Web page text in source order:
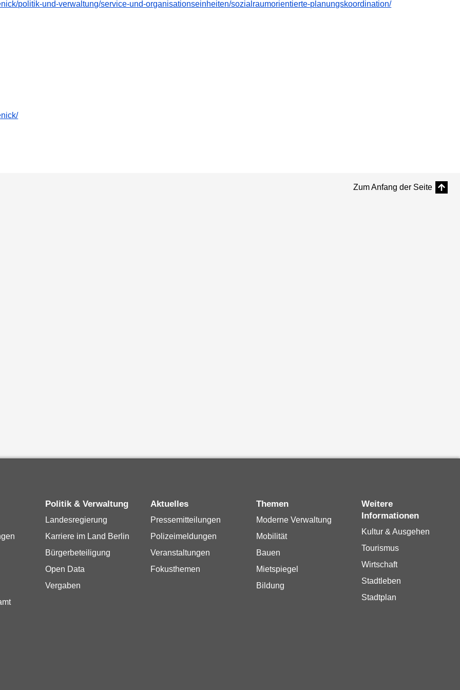
politik-und-verwaltung/service-und-organisationseinheiten/sozialraumorientierte-planungskoordination/
Zum Anfang der Seite
Politik & Verwaltung
Landesregierung
Karriere im Land Berlin
Bürgerbeteiligung
Open Data
Vergaben
Aktuelles
Pressemitteilungen
Polizeimeldungen
Veranstaltungen
Fokusthemen
Themen
Moderne Verwaltung
Mobilität
Bauen
Mietspiegel
Bildung
Weitere
Informationen
Kultur & Ausgehen
Tourismus
Wirtschaft
Stadtleben
Stadtplan